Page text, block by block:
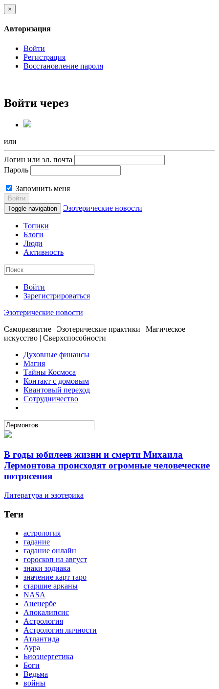
×
Авторизация
Войти
Регистрация
Восстановление пароля
Войти через
или
Логин или эл. почта
Пароль
Запомнить меня
Войти
Toggle navigation
Эзотерические новости
Топики
Блоги
Люди
Активность
Войти
Зарегистрироваться
Эзотерические новости
Саморазвитие | Эзотерические практики | Магическое
искусство | Сверхспособности
Духовные финансы
Магия
Тайны Космоса
Контакт с домовым
Квантовый переход
Сотрудничество
В годы юбилеев жизни и смерти Михаила
Лермонтова происходят огромные человеческие
потрясения
Литература и эзотерика
Теги
астрология
гадание
гадание онлайн
гороскоп на август
знаки зодиака
значение карт таро
старшие арканы
NASA
Аненербе
Апокалипсис
Астрология
Астрология личности
Атлантида
Аура
Биоэнергетика
Боги
Ведьма
войны